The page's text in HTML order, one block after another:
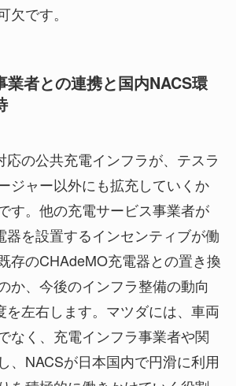
欠です。
業者との連携と国内NACS環
応の公共充電インフラが、テスラ
ジャー以外にも拡充していくか
す。他の充電サービス事業者が
器を設置するインセンティブが働
存のCHAdeMO充電器との置き換
か、今後のインフラ整備の動向
を左右します。マツダには、車両
なく、充電インフラ事業者や関
、NACSが日本国内で円滑に利用